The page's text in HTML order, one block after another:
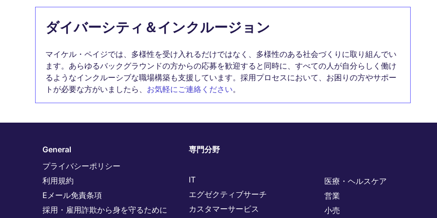
ダイバーシティ＆インクルージョン
マイケル・ペイジでは、多様性を受け入れるだけではなく、多様性のある社会づくりに取り組んでい
ます。あらゆるバックグラウンドの方からの応募を歓迎すると同時に、すべての人が自分らしく働け
るようなインクルーシブな職場構築も支援しています。採用プロセスにおいて、お困りの方やサポー
トが必要な方がいましたら、 お気軽にご連絡ください。
General
プライバシーポリシー
利用規約
Eメール免責条項
採用・雇用詐欺から身を守るために
専門分野
IT
エグゼクティブサーチ
カスタマーサービス
医療・ヘルスケア
営業
小売